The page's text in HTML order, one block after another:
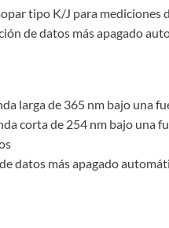
tipo K/J para mediciones
de datos más apagado
larga de 365 nm bajo una
corta de 254 nm bajo una
datos más apagado